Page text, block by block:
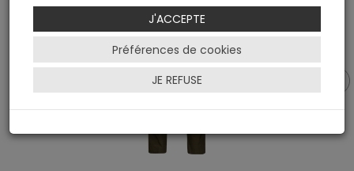
J'ACCEPTE
Préférences de cookies
JE REFUSE